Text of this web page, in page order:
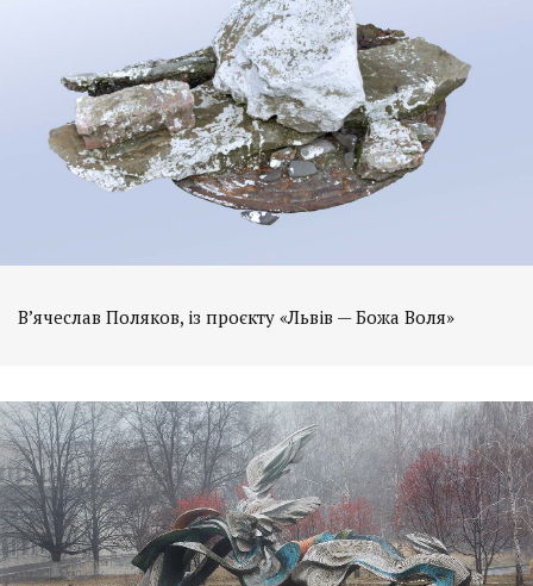
В’ячеслав Поляков, із проєкту «Львів — Божа Воля»